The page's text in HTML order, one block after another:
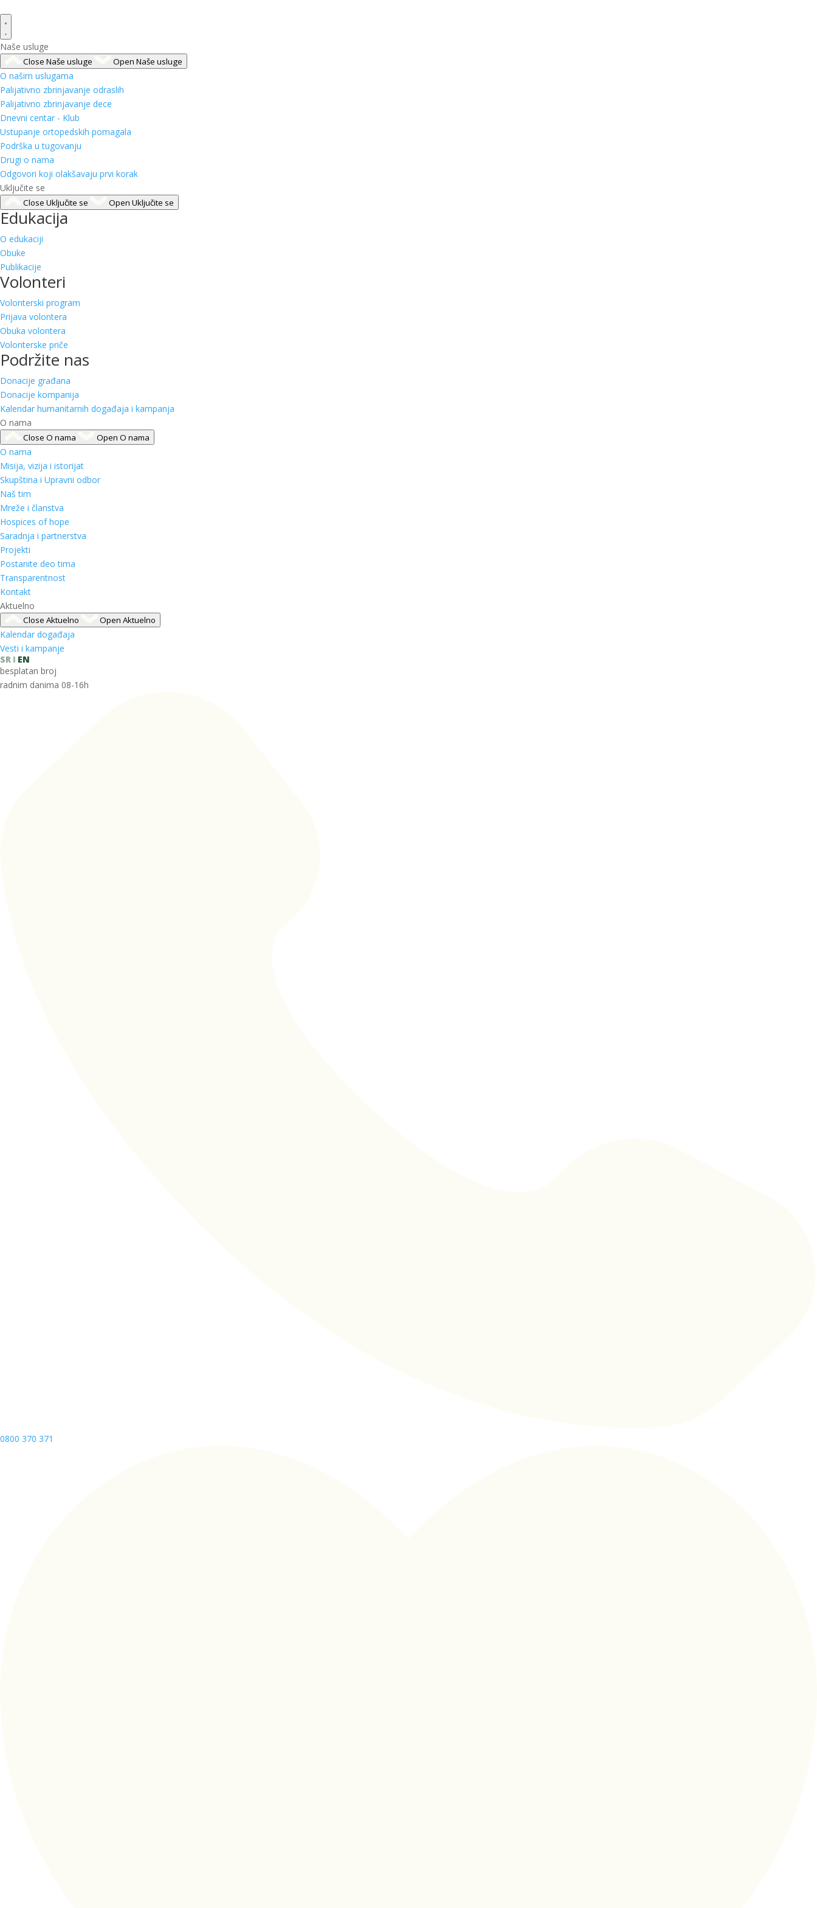
Naše usluge
Close Naše usluge Open Naše usluge
O našim uslugama
Palijativno zbrinjavanje odraslih
Palijativno zbrinjavanje dece
Dnevni centar - Klub
Ustupanje ortopedskih pomagala
Podrška u tugovanju
Drugi o nama
Odgovori koji olakšavaju prvi korak
Uključite se
Close Uključite se Open Uključite se
Edukacija
O edukaciji
Obuke
Publikacije
Volonteri
Volonterski program
Prijava volontera
Obuka volontera
Volonterske priče
Podržite nas
Donacije građana
Donacije kompanija
Kalendar humanitarnih događaja i kampanja
O nama
Close O nama Open O nama
O nama
Misija, vizija i istorijat
Skupština i Upravni odbor
Naš tim
Mreže i članstva
Hospices of hope
Saradnja i partnerstva
Projekti
Postanite deo tima
Transparentnost
Kontakt
Aktuelno
Close Aktuelno Open Aktuelno
Kalendar događaja
Vesti i kampanje
SR
EN
besplatan broj
radnim danima 08-16h
0800 370 371